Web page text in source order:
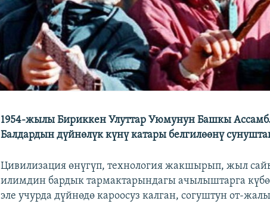
1954-жылы Бириккен Улуттар Уюмунун Башкы
Балдардын дүйнөлүк күнү катары белгилөөнү
Цивилизация өнүгүп, технология жакшырып, жыл
илимдин бардык тармактарындагы ачылыштарга
эле учурда дүйнөдө кароосуз калган, согуштун от-